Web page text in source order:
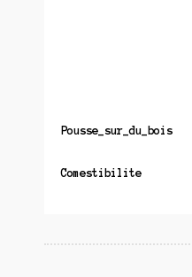
Pousse_sur_du_bois
Comestibilite